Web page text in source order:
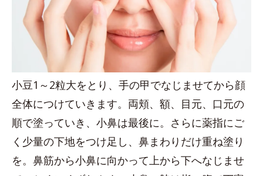
小豆1～2粒大をとり、手の甲でなじませてから顔
全体につけていきます。両頬、額、目元、口元の
順で塗っていき、小鼻は最後に。さらに薬指にご
く少量の下地をつけ足し、鼻まわりだけ重ね塗り
を。鼻筋から小鼻に向かって上から下へなじませ